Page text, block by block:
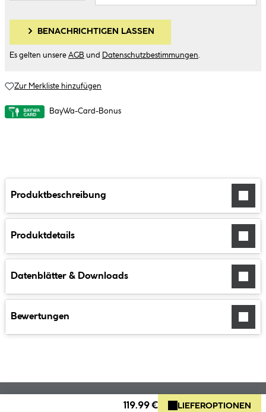
BENACHRICHTIGEN LASSEN
Es gelten unsere AGB und Datenschutzbestimmungen
Zur Merkliste hinzufügen
BayWa-Card-Bonus
Produktbeschreibung
Produktdetails
Datenblätter & Downloads
Bewertungen
119.99 € LIEFEROPTIONEN